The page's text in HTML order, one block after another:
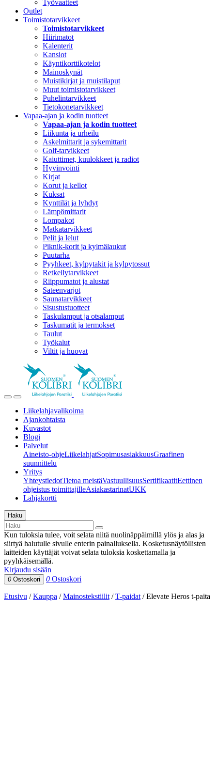
Työvaatteet
Outlet
Toimistotarvikkeet
Toimistotarvikkeet
Hiirimatot
Kalenterit
Kansiot
Käyntikorttikotelot
Mainoskynät
Muistikirjat ja muistilaput
Muut toimistotarvikkeet
Puhelintarvikkeet
Tietokonetarvikkeet
Vapaa-ajan ja kodin tuotteet
Vapaa-ajan ja kodin tuotteet
Liikunta ja urheilu
Askelmittarit ja sykemittarit
Golf-tarvikkeet
Kaiuttimet, kuulokkeet ja radiot
Hyvinvointi
Kirjat
Korut ja kellot
Kuksat
Kynttilät ja lyhdyt
Lämpömittarit
Lompakot
Matkatarvikkeet
Pelit ja lelut
Piknik-korit ja kylmälaukut
Puutarha
Pyyhkeet, kylpytakit ja kylpytossut
Retkeilytarvikkeet
Riippumatot ja alustat
Sateenvarjot
Saunatarvikkeet
Sisustustuotteet
Taskulamput ja otsalamput
Taskumatit ja termokset
Taulut
Työkalut
Viltit ja huovat
Liikelahjavalikoima
Ajankohtaista
Kuvastot
Blogi
Palvelut
Aineisto-ohjeLiikelahjatSopimusasiakkuusGraafinen
suunnittelu
Yritys
YhteystiedotTietoa meistäVastuullisuusSertifikaatitEettinen
ohjeistus toimittajilleAsiakastarinatUKK
Lahjakortti
Haku
Kun tuloksia tulee, voit selata niitä nuolinäppäimillä ylös ja alas ja
siirtyä halutulle sivulle enterin painalluksella. Kosketusnäytöllisten
laitteiden käyttäjät voivat selata tuloksia koskettamalla ja
pyyhkäisemällä.
Kirjaudu sisään
0 Ostoskori 0 Ostoskori
Etusivu /Kauppa /Mainostekstiilit /T-paidat /Elevate Heros t-paita